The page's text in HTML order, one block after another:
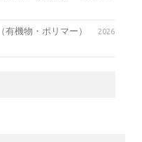
有機物・ポリマー）
2026